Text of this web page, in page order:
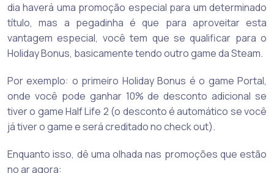
dia haverá uma promoção especial para um determinado
título, mas a pegadinha é que para aproveitar esta
vantagem especial, você tem que se qualificar para o
Holiday Bonus, basicamente tendo outro game da Steam.
Por exemplo: o primeiro Holiday Bonus é o game Portal,
onde você pode ganhar 10% de desconto adicional se
tiver o game Half Life 2 (o desconto é automático se você
já tiver o game e será creditado no check out).
Enquanto isso, dê uma olhada nas promoções que estão
no ar agora: